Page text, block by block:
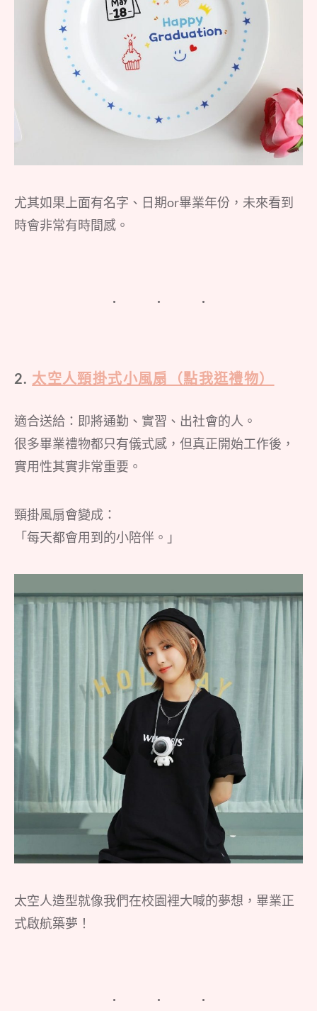
尤其如果上面有名字、日期or畢業年份，未來看到
時會非常有時間感。
2. 太空人頸掛式小風扇（點我逛禮物）
適合送給：即將通勤、實習、出社會的人。
很多畢業禮物都只有儀式感，但真正開始工作後，
實用性其實非常重要。
頸掛風扇會變成：
「每天都會用到的小陪伴。」
太空人造型就像我們在校園裡大喊的夢想，畢業正
式啟航築夢！